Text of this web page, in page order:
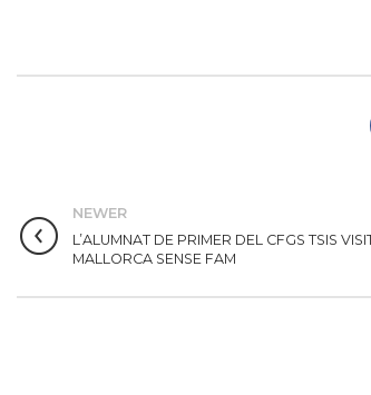
NEWER
L’ALUMNAT DE PRIMER DEL CFGS TSIS
MALLORCA SENSE FAM